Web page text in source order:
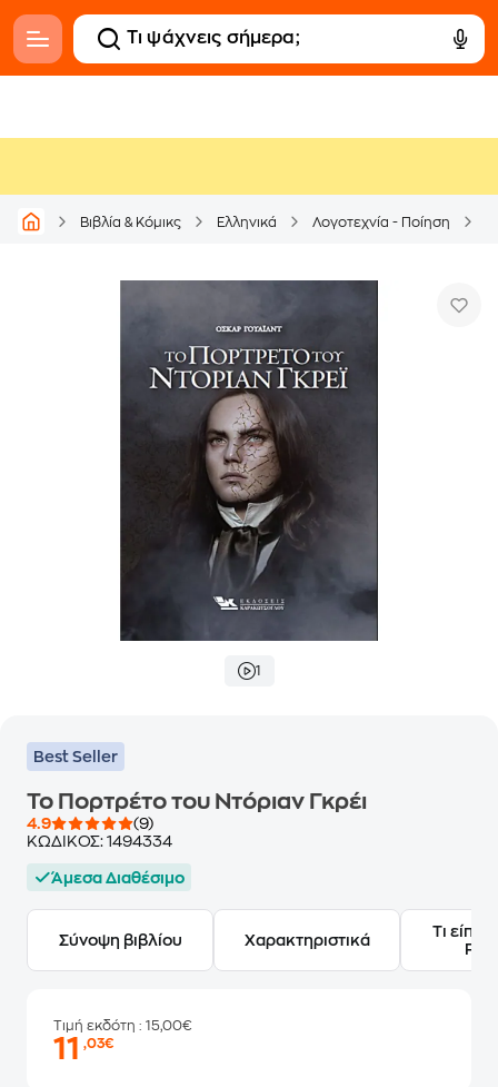
Βιβλία & Κόμικς Ελληνικά Λογοτεχνία - Ποίηση
1
Best Seller
Το Πορτρέτο του Ντόριαν Γκρέι
4.9
(9)
ΚΩΔΙΚΟΣ: 1494334
Άμεσα Διαθέσιμο
Σύνοψη βιβλίου Χαρακτηριστικά
Τι
Τιμή εκδότη : 15,00€
11,03€